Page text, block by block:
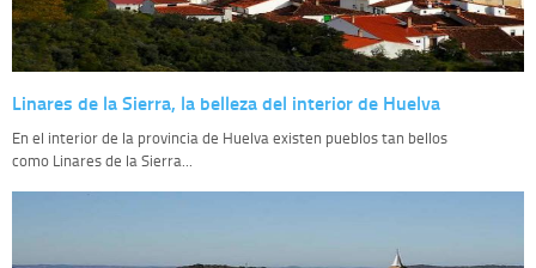
Linares de la Sierra, la belleza del interior de Huelva
En el interior de la provincia de Huelva existen pueblos tan bellos
como Linares de la Sierra...